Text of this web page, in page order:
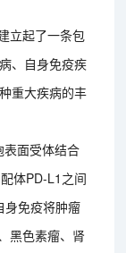
立起了一条包
、自身免疫疾
重大疾病的丰
面受体结合
体PD-L1之间
身免疫将肿瘤
黑色素瘤、肾